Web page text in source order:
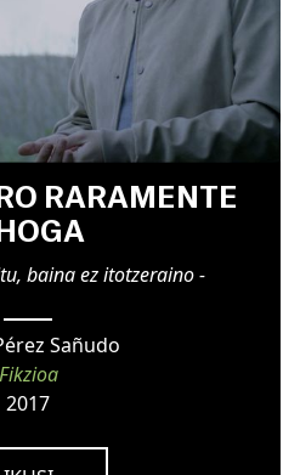
RARAMENTE
baina ez itotzeraino -
Sañudo
Fikzioa
2017